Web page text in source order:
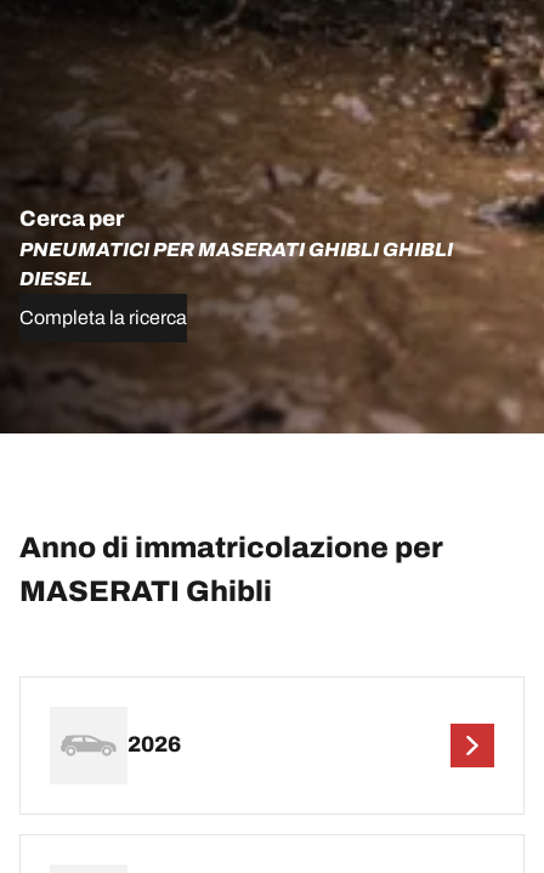
Cerca per
PNEUMATICI PER MASERATI GHIBLI GHIBLI
DIESEL
Completa la ricerca
Anno di immatricolazione per
MASERATI Ghibli
2026